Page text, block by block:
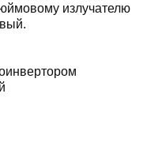
излучателю